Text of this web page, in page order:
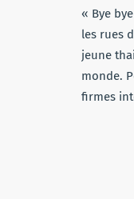
« Bye
les rues
jeune
monde.
firmes